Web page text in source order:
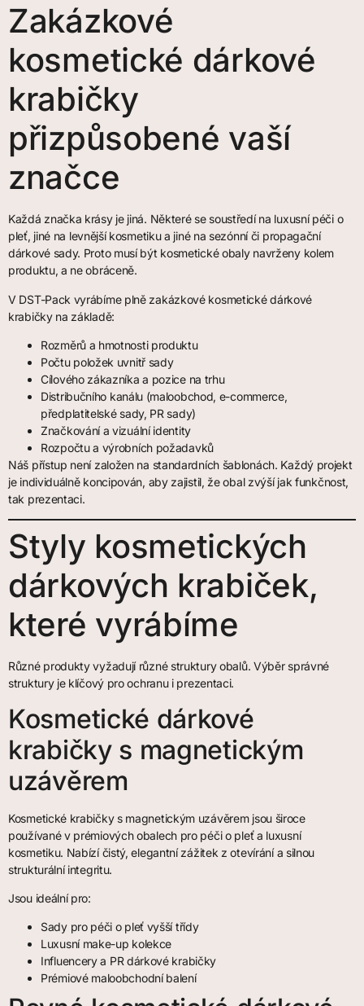
Zakázkové
kosmetické dárkové
krabičky
přizpůsobené vaší
značce
Každá značka krásy je jiná. Některé se soustředí na luxusní péči o
pleť, jiné na levnější kosmetiku a jiné na sezónní či propagační
dárkové sady. Proto musí být kosmetické obaly navrženy kolem
produktu, a ne obráceně.
V DST-Pack vyrábíme plně zakázkové kosmetické dárkové
krabičky na základě:
Rozměrů a hmotnosti produktu
Počtu položek uvnitř sady
Cílového zákazníka a pozice na trhu
Distribučního kanálu (maloobchod, e-commerce,
předplatitelské sady, PR sady)
Značkování a vizuální identity
Rozpočtu a výrobních požadavků
Náš přístup není založen na standardních šablonách. Každý projekt
je individuálně koncipován, aby zajistil, že obal zvýší jak funkčnost,
tak prezentaci.
Styly kosmetických
dárkových krabiček,
které vyrábíme
Různé produkty vyžadují různé struktury obalů. Výběr správné
struktury je klíčový pro ochranu i prezentaci.
Kosmetické dárkové
krabičky s magnetickým
uzávěrem
Kosmetické krabičky s magnetickým uzávěrem jsou široce
používané v prémiových obalech pro péči o pleť a luxusní
kosmetiku. Nabízí čistý, elegantní zážitek z otevírání a silnou
strukturální integritu.
Jsou ideální pro:
Sady pro péči o pleť vyšší třídy
Luxusní make-up kolekce
Influencery a PR dárkové krabičky
Prémiové maloobchodní balení